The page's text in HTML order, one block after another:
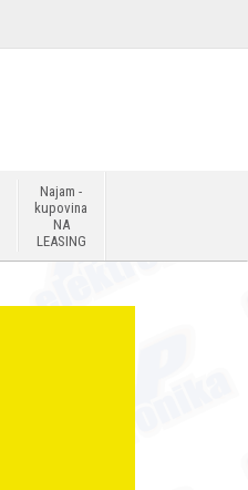
Najam -
kupovina
NA
LEASING